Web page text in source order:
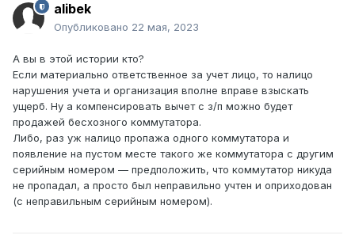
alibek
Опубликовано 22 мая, 2023
А вы в этой истории кто?
Если материально ответственное за учет лицо, то налицо
нарушения учета и организация вполне вправе взыскать
ущерб. Ну а компенсировать вычет с з/п можно будет
продажей бесхозного коммутатора.
Либо, раз уж налицо пропажа одного коммутатора и
появление на пустом месте такого же коммутатора с другим
серийным номером — предположить, что коммутатор никуда
не пропадал, а просто был неправильно учтен и оприходован
(с неправильным серийным номером).